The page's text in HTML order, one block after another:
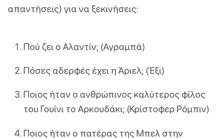
απαντήσεις) για να ξεκινήσεις:
Πού ζει ο Αλαντίν; (Αγραμπά)
Πόσες αδερφές έχει η Άριελ; (Έξι)
Ποιος ήταν ο ανθρώπινος καλύτερος φίλος
του Γουίνι το Αρκουδάκι; (Κρίστοφερ Ρόμπιν)
Ποιος ήταν ο πατέρας της Μπελ στην